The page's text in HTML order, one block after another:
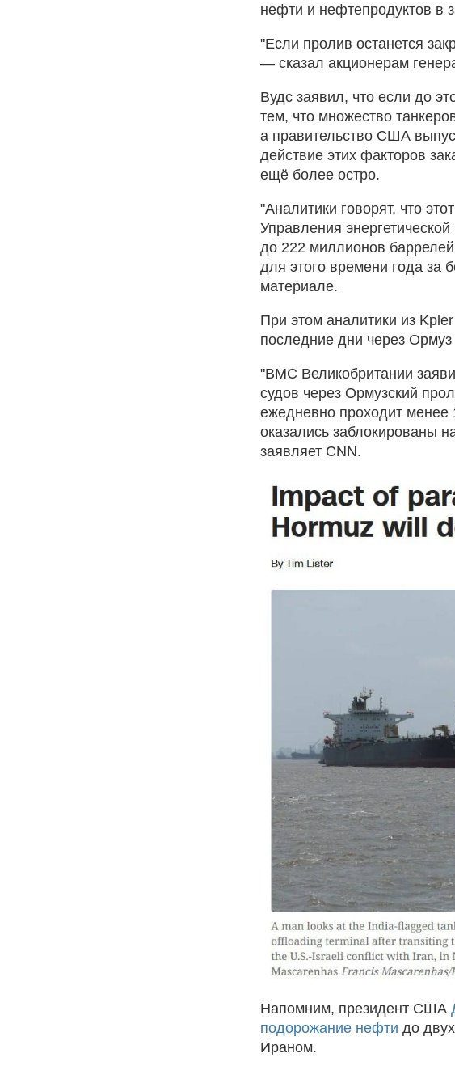
нефти и нефтепродуктов в
"Если пролив останется
— сказал акционерам
Вудс заявил, что если до
тем, что множество
а правительство США
действие этих факторов
ещё более остро.
"Аналитики говорят, что
Управления
до 222 миллионов
для этого времени года за
материале.
При этом аналитики из
последние дни через
"ВМС Великобритании
судов через Ормузский
ежедневно проходит менее
оказались заблокированы
заявляет CNN.
Напомним, президент США
подорожание нефти до
Ираном.